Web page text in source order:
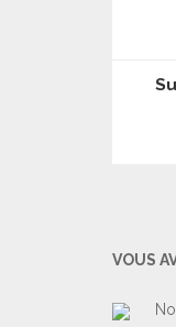
VOUS